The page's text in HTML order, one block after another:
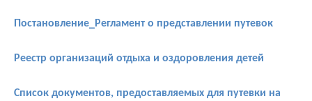
Постановление_Регламент о представлении путевок
Реестр организаций отдыха и оздоровления детей
Список документов, предоставляемых для путевки на